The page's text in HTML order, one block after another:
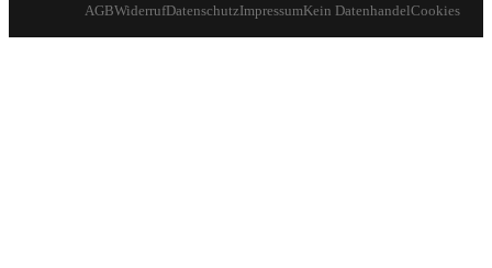
AGBWiderrufDatenschutzImpressumKein DatenhandelCookies